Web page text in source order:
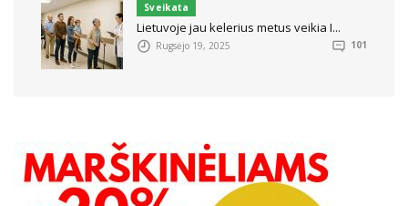
Sveikata
Lietuvoje jau kelerius metus veikia I...
Rugsėjo 19, 2025 101